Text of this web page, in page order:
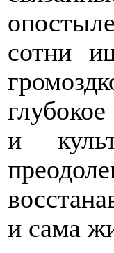
сотни
и
и сама